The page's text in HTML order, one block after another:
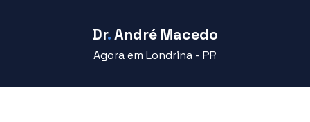
Dr.André Macedo
Agora em Londrina - PR